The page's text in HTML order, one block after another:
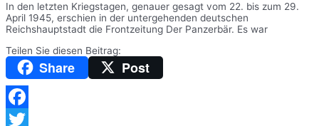
In den letzten Kriegstagen, genauer gesagt vom 22. bis zum 29.
April 1945, erschien in der untergehenden deutschen
Reichshauptstadt die Frontzeitung Der Panzerbär. Es war
Teilen Sie diesen Beitrag:
Share Post
Facebook